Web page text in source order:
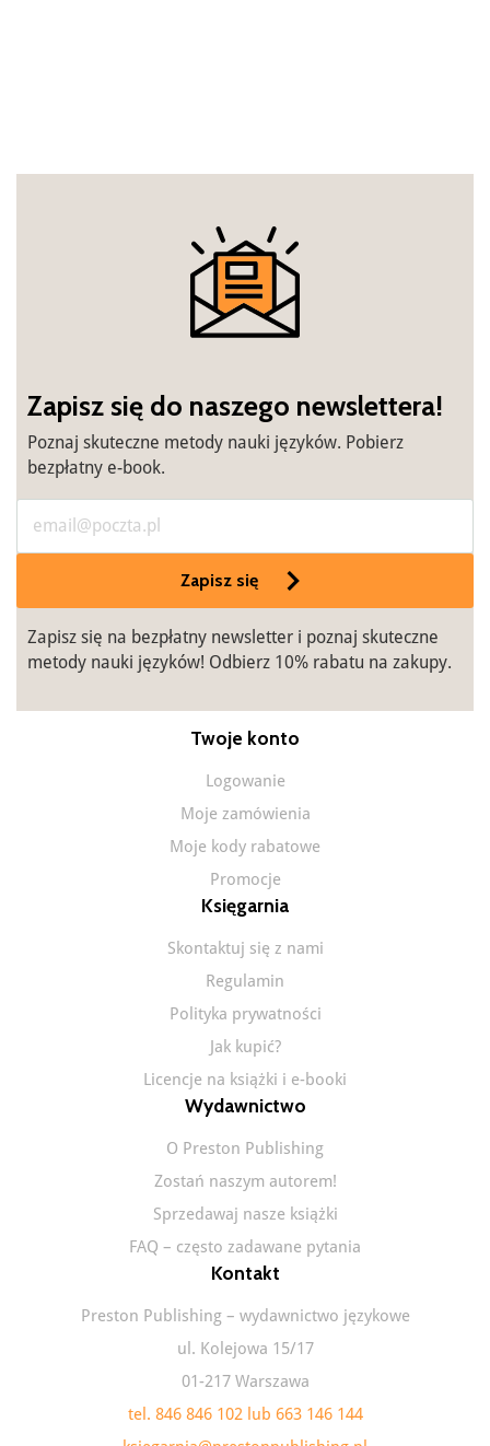
Zapisz się do naszego newslettera!
Poznaj skuteczne metody nauki języków. Pobierz
bezpłatny e-book.
Zapisz się
Zapisz się na bezpłatny newsletter i poznaj skuteczne
metody nauki języków! Odbierz 10% rabatu na zakupy.
Twoje konto
Logowanie
Moje zamówienia
Moje kody rabatowe
Promocje
Księgarnia
Skontaktuj się z nami
Regulamin
Polityka prywatności
Jak kupić?
Licencje na książki i e-booki
Wydawnictwo
O Preston Publishing
Zostań naszym autorem!
Sprzedawaj nasze książki
FAQ – często zadawane pytania
Kontakt
Preston Publishing – wydawnictwo językowe
ul. Kolejowa 15/17
01-217 Warszawa
tel. 846 846 102 lub 663 146 144